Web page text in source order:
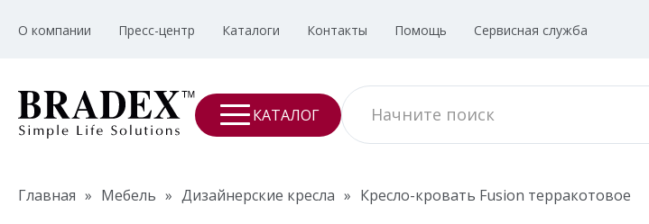
О компании Пресс-центр Каталоги Контакты Помощь Сервисная служба
КАТАЛОГ
Главная » Мебель » Дизайнерские кресла » Кресло-кровать Fusion терракотовое